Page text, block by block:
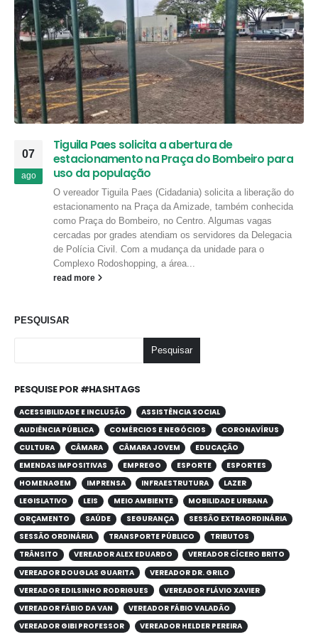
07
ago
Tiguila Paes solicita a abertura de
estacionamento na Praça do Bombeiro para
uso da população
O vereador Tiguila Paes (Cidadania) solicita a liberação do
estacionamento na Praça da Amizade, também conhecida
como Praça do Bombeiro, no Centro. Algumas vagas
cercadas por grades atendiam os servidores da Delegacia
de Polícia Civil. Com a mudança da unidade para o
Complexo Rodoshopping, a área...
read more
PESQUISAR
Pesquisar
PESQUISE POR #HASHTAGS
ACESSIBILIDADE E INCLUSÃO
ASSISTÊNCIA SOCIAL
AUDIÊNCIA PÚBLICA
COMÉRCIOS E NEGÓCIOS
CORONAVÍRUS
CULTURA
CÂMARA CÂMARA JOVEM
EDUCAÇÃO
EMENDAS IMPOSITIVAS
EMPREGO ESPORTE
ESPORTES
HOMENAGEM
IMPRENSA INFRAESTRUTURA
LAZER
LEGISLATIVO
LEIS MEIO AMBIENTE
MOBILIDADE URBANA
ORÇAMENTO
SAÚDE SEGURANÇA
SESSÃO EXTRAORDINÁRIA
SESSÃO ORDINÁRIA
TRANSPORTE PÚBLICO
TRIBUTOS
TRÂNSITO
VEREADOR ALEX EDUARDO
VEREADOR CÍCERO BRITO
VEREADOR DOUGLAS GUARITA
VEREADOR DR. GRILO
VEREADOR EDILSINHO RODRIGUES
VEREADOR FLÁVIO XAVIER
VEREADOR FÁBIO DA VAN
VEREADOR FÁBIO VALADÃO
VEREADOR GIBI PROFESSOR
VEREADOR HELDER PEREIRA